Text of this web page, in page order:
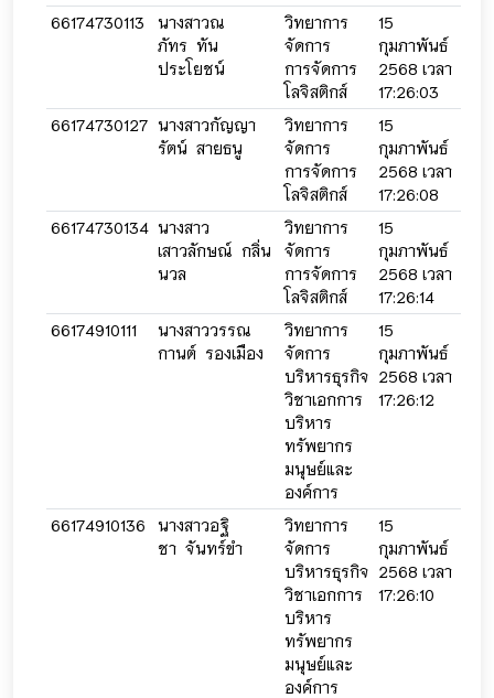
66174730113
นางสาวณ
ภัทร ทัน
ประโยชน์
วิทยาการ
จัดการ
การจัดการ
โลจิสติกส์
15
กุมภาพันธ์
2568 เวลา
17:26:03
66174730127 นางสาวกัญญา
รัตน์ สายธนู
วิทยาการ
จัดการ
การจัดการ
โลจิสติกส์
15
กุมภาพันธ์
2568 เวลา
17:26:08
66174730134 นางสาว
เสาวลักษณ์ กลิ่น
นวล
วิทยาการ
จัดการ
การจัดการ
โลจิสติกส์
15
กุมภาพันธ์
2568 เวลา
17:26:14
66174910111
นางสาววรรณ
กานต์ รองเมือง
วิทยาการ
จัดการ
บริหารธุรกิจ
วิชาเอกการ
บริหาร
ทรัพยากร
มนุษย์และ
องค์การ
15
กุมภาพันธ์
2568 เวลา
17:26:12
66174910136
นางสาวอฐิ
ชา จันทร์ขำ
วิทยาการ
จัดการ
บริหารธุรกิจ
วิชาเอกการ
บริหาร
ทรัพยากร
มนุษย์และ
องค์การ
15
กุมภาพันธ์
2568 เวลา
17:26:10